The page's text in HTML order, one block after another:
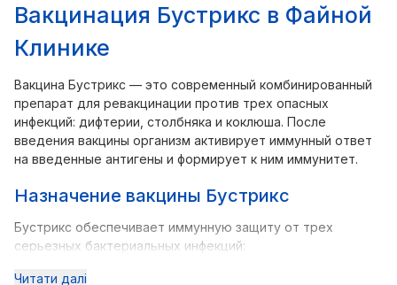
Вакцинация Бустрикс в Файной
Клинике
Вакцина Бустрикс — это современный комбинированный
препарат для ревакцинации против трех опасных
инфекций: дифтерии, столбняка и коклюша. После
введения вакцины организм активирует иммунный ответ
на введенные антигены и формирует к ним иммунитет.
Назначение вакцины Бустрикс
Бустрикс обеспечивает иммунную защиту от трех
серьезных бактериальных инфекций:
Читати далі